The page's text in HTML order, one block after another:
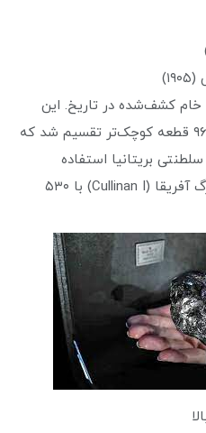
خام کشف‌شده در تاریخ. این
الماس به ۹ قطعه بزرگ و ۹۶ قطعه کوچک‌تر تقسیم شد که
بریتانیا استفاده
شده‌اند، از جمله ستاره بزرگ آفریقا (Cullinan I) با ۵۳۰